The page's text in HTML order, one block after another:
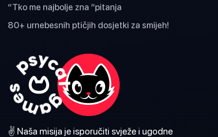
“Tko me najbolje zna ”pitanja
80+ urnebesnih ptičjih dosjetki za smijeh!
✌️ Naša misija je isporučiti svježe i ugodne